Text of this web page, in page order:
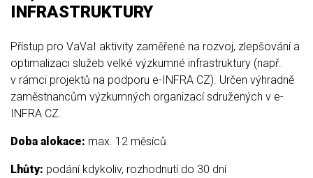
INFRASTRUKTURY
Přístup pro VaVaI aktivity zaměřené na rozvoj, zlepšování a
optimalizaci služeb velké výzkumné infrastruktury (např.
v rámci projektů na podporu e-INFRA CZ). Určen výhradně
zaměstnancům výzkumných organizací sdružených v e-
INFRA CZ.
Doba alokace: max. 12 měsíců
Lhůty: podání kdykoliv, rozhodnutí do 30 dní